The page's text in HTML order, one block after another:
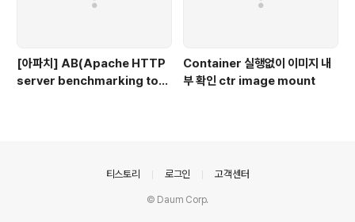
[아파치] AB(Apache HTTP
server benchmarking too
Container 실행없이 이미지 내
부 확인 ctr image mount
티스토리 로그인 고객센터
© Daum Corp.